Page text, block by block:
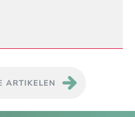
ARTIKELEN